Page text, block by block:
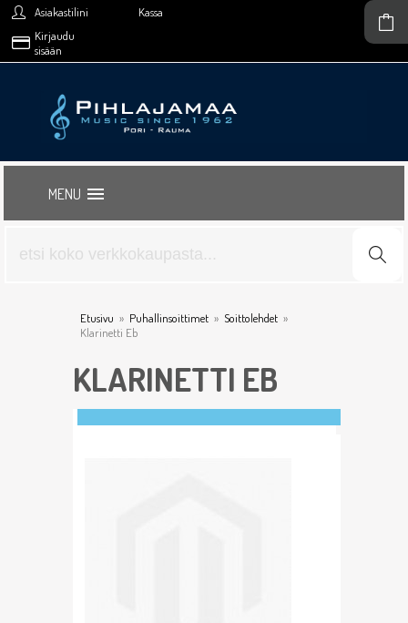
Asiakastilini
Kassa
Kirjaudu
sisään
MENU
Etusivu » Puhallinsoittimet » Soittolehdet »
Klarinetti Eb
KLARINETTI EB